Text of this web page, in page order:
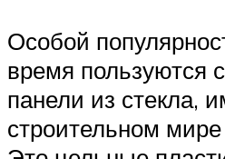
Особой
время пользуются
панели из стекла,
строительном мире